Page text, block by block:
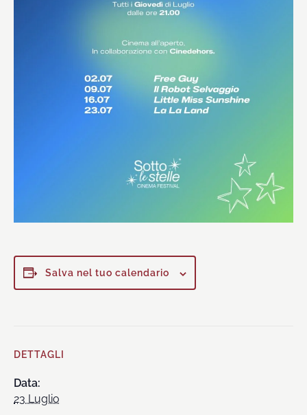
Salva nel tuo calendario
DETTAGLI
Data:
23 Luglio